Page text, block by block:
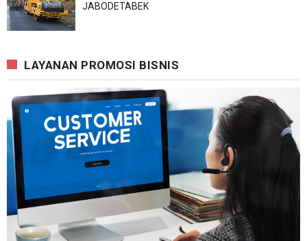
JABODETABEK
LAYANAN PROMOSI BISNIS